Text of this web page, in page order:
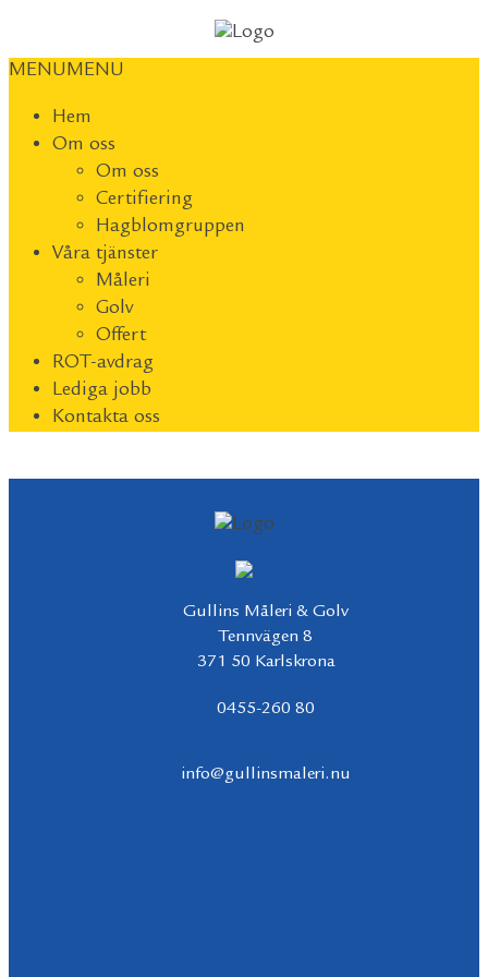
MENUMENU
Hem
Om oss
Om oss
Certifiering
Hagblomgruppen
Våra tjänster
Måleri
Golv
Offert
ROT-avdrag
Lediga jobb
Kontakta oss
Gullins Måleri & Golv
Tennvägen 8
371 50 Karlskrona
0455-260 80
info@gullinsmaleri.nu